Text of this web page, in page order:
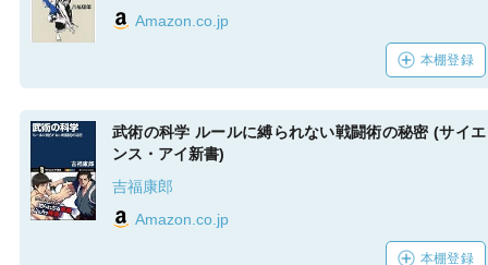
Amazon.co.jp
本棚登録
武術の科学 ルールに縛られない戦闘術の秘密 (サイエ
ンス・アイ新書)
吉福康郎
Amazon.co.jp
本棚登録